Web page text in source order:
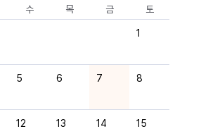
수 목 금 토
1
5 6 7 8
12 13 14 15